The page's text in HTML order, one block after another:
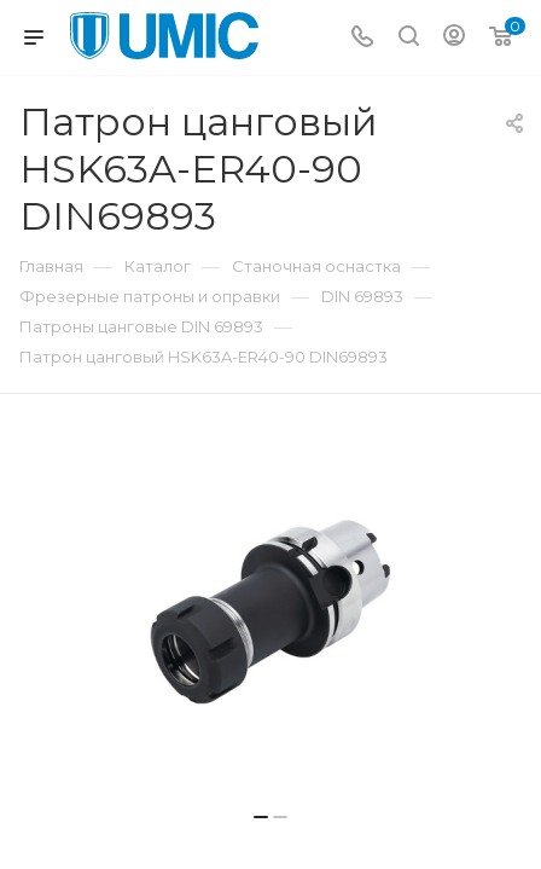
0
Патрон цанговый
HSK63A-ER40-90
DIN69893
Главная — Каталог — Станочная оснастка —
Фрезерные патроны и оправки — DIN 69893 —
Патроны цанговые DIN 69893 —
Патрон цанговый HSK63A-ER40-90 DIN69893